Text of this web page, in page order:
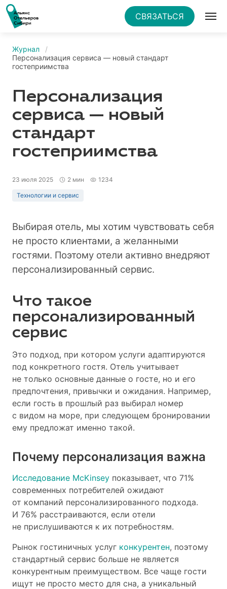
СВЯЗАТЬСЯ
Журнал
Персонализация сервиса — новый стандарт
гостеприимства
Персонализация
сервиса — новый
стандарт
гостеприимства
23 июля 2025 2 мин 1234
Технологии и сервис
Выбирая отель, мы хотим чувствовать себя
не просто клиентами, а желанными
гостями. Поэтому отели активно внедряют
персонализированный сервис.
Что такое
персонализированный
сервис
Это подход, при котором услуги адаптируются
под конкретного гостя. Отель учитывает
не только основные данные о госте, но и его
предпочтения, привычки и ожидания. Например,
если гость в прошлый раз выбирал номер
с видом на море, при следующем бронировании
ему предложат именно такой.
Почему персонализация важна
Исследование McKinsey показывает, что 71%
современных потребителей ожидают
от компаний персонализированного подхода.
И 76% расстраиваются, если отели
не прислушиваются к их потребностям.
Рынок гостиничных услуг конкурентен, поэтому
стандартный сервис больше не является
конкурентным преимуществом. Все чаще гости
ищут не просто место для сна, а уникальный